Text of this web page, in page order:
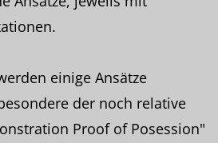
einige Ansätze
der noch relative
Proof of Posession"